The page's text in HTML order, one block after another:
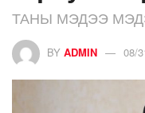
ТАНЫ МЭДЭЭ
BY ADMIN 08/